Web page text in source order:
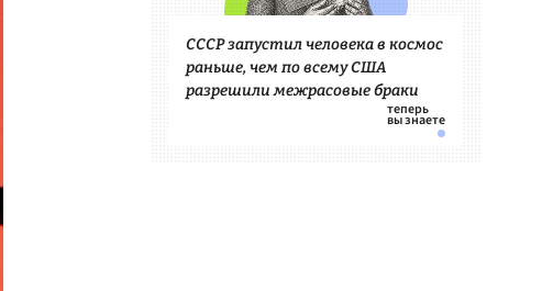
СССР запустил человека в космос
раньше, чем по всему США
разрешили межрасовые браки